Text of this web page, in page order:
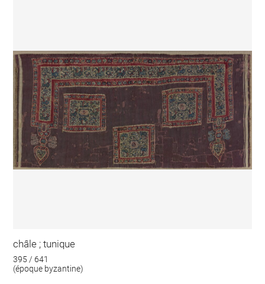
châle ; tunique
395 / 641
(époque byzantine)